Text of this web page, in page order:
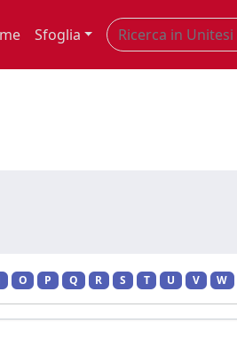
Sfoglia
O P Q R S T U V W